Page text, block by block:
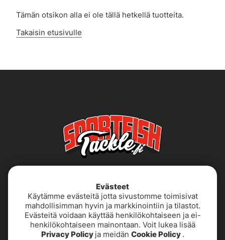
Tämän otsikon alla ei ole tällä hetkellä tuotteita.
Takaisin etusivulle
Käyttöehdot Saavutettavuusseloste
Evästeet
Käytämme evästeitä jotta sivustomme toimisivat
mahdollisimman hyvin ja markkinointiin ja tilastot.
Evästeitä voidaan käyttää henkilökohtaiseen ja ei-
henkilökohtaiseen mainontaan. Voit lukea lisää
Privacy Policy ja meidän Cookie Policy .